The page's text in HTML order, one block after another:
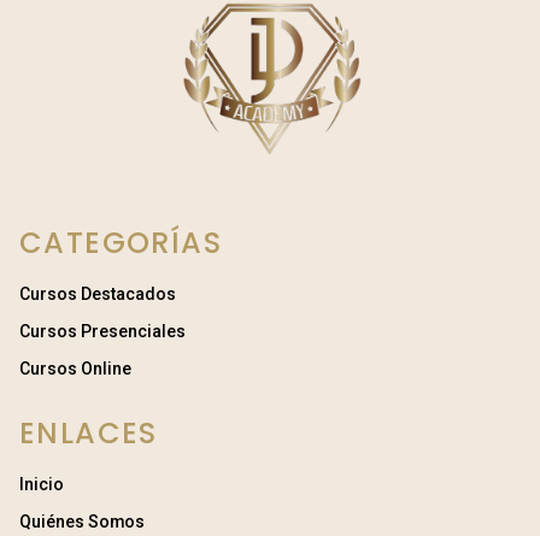
CATEGORÍAS
Cursos Destacados
Cursos Presenciales
Cursos Online
ENLACES
Inicio
Quiénes Somos